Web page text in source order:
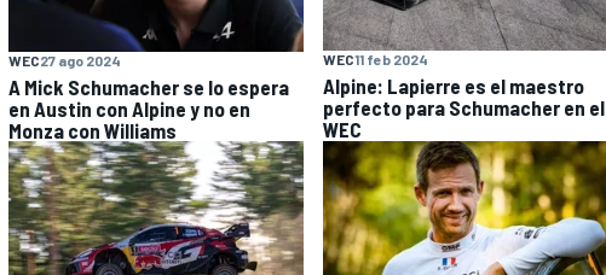
WEC27 ago 2024
A Mick Schumacher se lo espera
en Austin con Alpine y no en
Monza con Williams
WEC11 feb 2024
Alpine: Lapierre es el maestro
perfecto para Schumacher en el
WEC